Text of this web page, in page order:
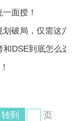
面授！
破局，仅需这六
和DSE到底怎么选
转到 页